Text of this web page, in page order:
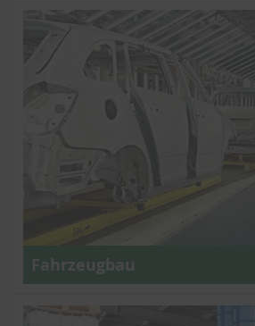
Fahrzeugbau